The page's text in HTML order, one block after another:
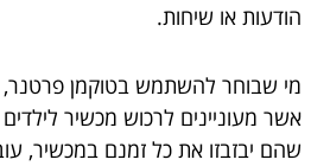
הודעות או שיחות.
מי שבוחר להשתמש בטוקמן פרטנר,
אשר מעוניינים לרכוש מכשיר
שהם יבזבזו את כל זמנם במכשיר,